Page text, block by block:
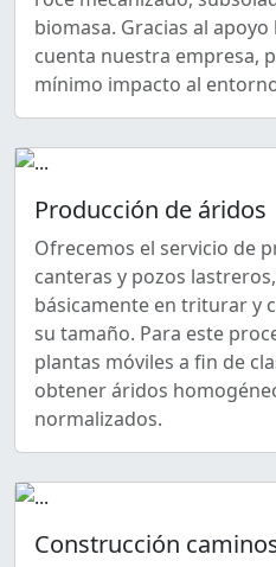
biomasa. Gracias al
cuenta nuestra empresa,
mínimo impacto al
Producción de áridos
Ofrecemos el servicio de
canteras y pozos
básicamente en triturar y
su tamaño. Para este
plantas móviles a fin de
obtener áridos
normalizados.
Construcción